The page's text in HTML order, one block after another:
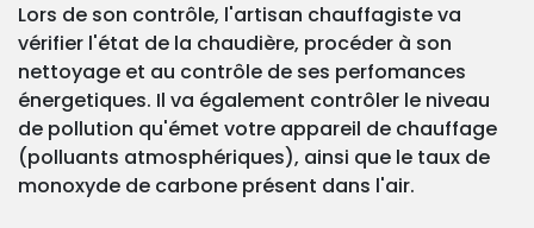
Lors de son contrôle, l'artisan chauffagiste va
vérifier l'état de la chaudière, procéder à son
nettoyage et au contrôle de ses perfomances
énergetiques. Il va également contrôler le niveau
de pollution qu'émet votre appareil de chauffage
(polluants atmosphériques), ainsi que le taux de
monoxyde de carbone présent dans l'air.